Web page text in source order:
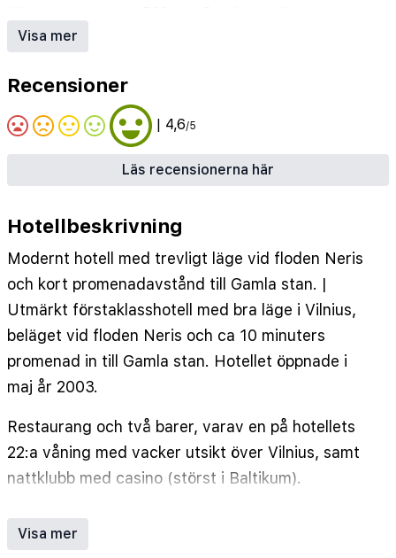
Restaurang: 1 st
Visa mer
Recensioner
| 4,6/5
Läs recensionerna här
Hotellbeskrivning
Modernt hotell med trevligt läge vid floden Neris
och kort promenadavstånd till Gamla stan. |
Utmärkt förstaklasshotell med bra läge i Vilnius,
beläget vid floden Neris och ca 10 minuters
promenad in till Gamla stan. Hotellet öppnade i
maj år 2003.
Restaurang och två barer, varav en på hotellets
22:a våning med vacker utsikt över Vilnius, samt
nattklubb med casino (störst i Baltikum).
konferensmöjligheter.
Visa mer